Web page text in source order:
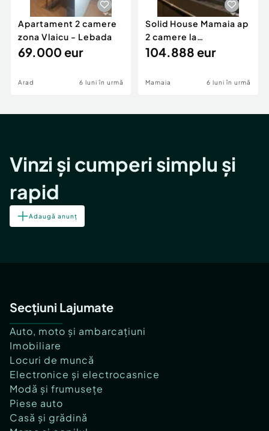
Apartament 2 camere
zona Vlaicu - Lebada
69.000 eur
Arad 6 luni în urmă
Solid House Mamaia ap
2 camere la
cheie,langa Mega
104.888 eur
Mamaia 6 luni în urmă
Vinzi și cumperi simplu și
rapid
Adaugă anunț
Secțiuni Lajumate
Auto, moto și ambarcațiuni
Imobiliare
Locuri de muncă
Electronice și electrocasnice
Modă și frumusețe
Piese auto
Casă și grădină